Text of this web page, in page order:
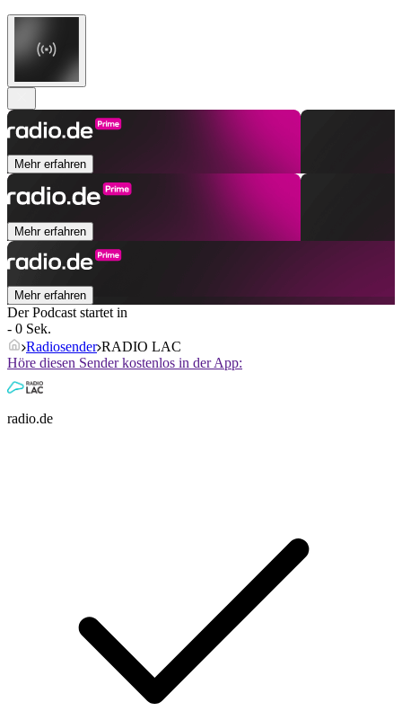
Mehr erfahren
Mehr erfahren
Mehr erfahren
Der Podcast startet in
- 0 Sek.
Radiosender RADIO LAC
Höre diesen Sender kostenlos in der App:
radio.de